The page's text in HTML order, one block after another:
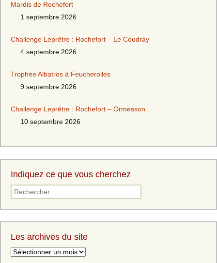
Mardis de Rochefort
1 septembre 2026
Challenge Leprêtre : Rochefort – Le Coudray
4 septembre 2026
Trophée Albatros à Feucherolles
9 septembre 2026
Challenge Leprêtre : Rochefort – Ormesson
10 septembre 2026
Indiquez ce que vous cherchez
Les archives du site